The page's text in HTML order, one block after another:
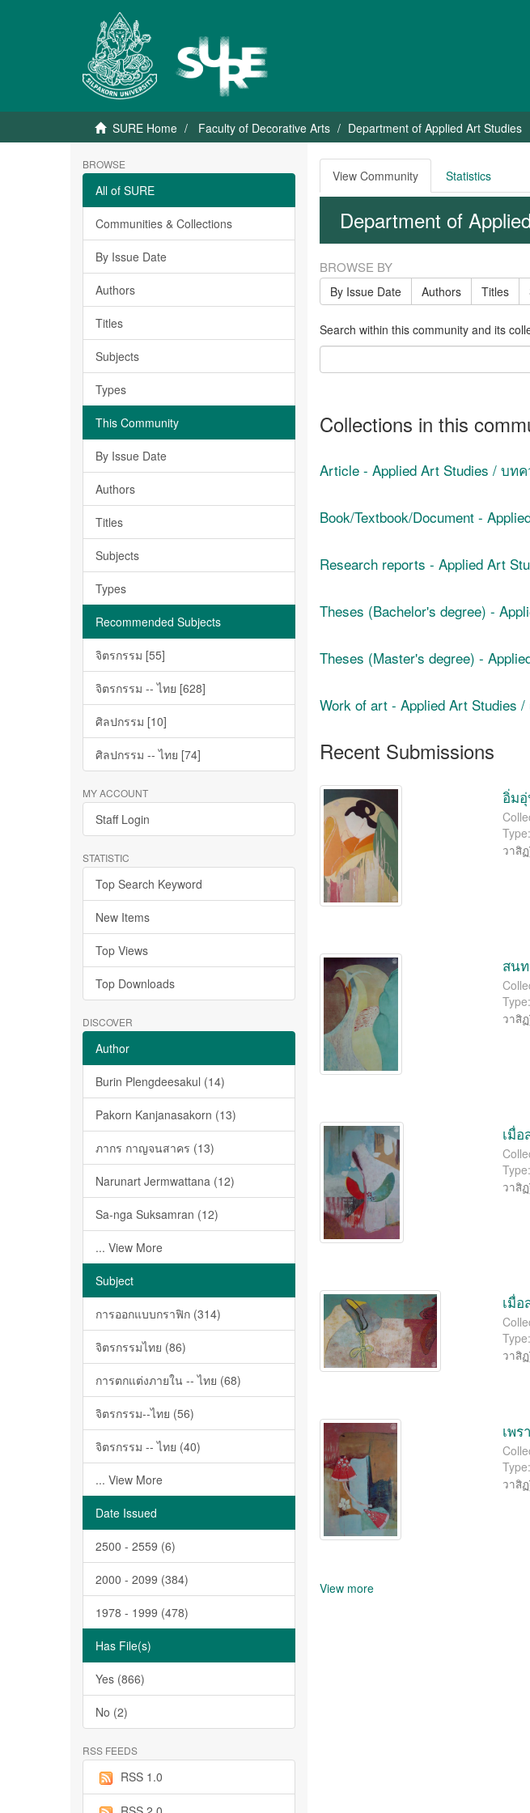
SURE Home Faculty of Decorative Arts Department of Applied Art Studies
BROWSE
All of SURE
Communities & Collections
By Issue Date
Authors
Titles
Subjects
Types
This Community
By Issue Date
Authors
Titles
Subjects
Types
Recommended Subjects
จิตรกรรม [55]
จิตรกรรม -- ไทย [628]
ศิลปกรรม [10]
ศิลปกรรม -- ไทย [74]
MY ACCOUNT
Staff Login
STATISTIC
Top Search Keyword
New Items
Top Views
Top Downloads
DISCOVER
Author
Burin Plengdeesakul (14)
Pakorn Kanjanasakorn (13)
ภากร กาญจนสาคร (13)
Narunart Jermwattana (12)
Sa-nga Suksamran (12)
... View More
Subject
การออกแบบกราฟิก (314)
จิตรกรรมไทย (86)
การตกแต่งภายใน -- ไทย (68)
จิตรกรรม--ไทย (56)
จิตรกรรม -- ไทย (40)
... View More
Date Issued
2500 - 2559 (6)
2000 - 2099 (384)
1978 - 1999 (478)
Has File(s)
Yes (866)
No (2)
RSS FEEDS
RSS 1.0
View Community Statistics
Department of
BROWSE BY
By Issue Date Authors Titles
Search within this community and its
Collections in this
Article - Applied Art Studies / บ
Book/Textbook/Document -
Research reports - Applied Art
Theses (Bachelor's degree) -
Theses (Master's degree) -
Work of art - Applied Art
Recent Submissions
อิ่ม
วาสิ
สน
วาสิ
เมื่
วาสิ
เมื่
วาสิ
เพร
วาสิ
View more